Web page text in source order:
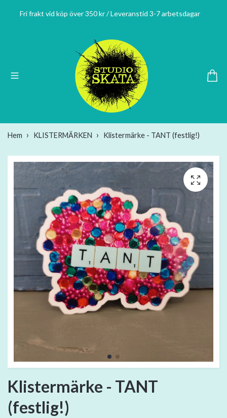
Fri frakt vid köp över 350 kr / Leveranstid 3-7 arbetsdagar
Hem KLISTERMÄRKEN Klistermärke - TANT (festlig!)
Klistermärke - TANT
(festlig!)